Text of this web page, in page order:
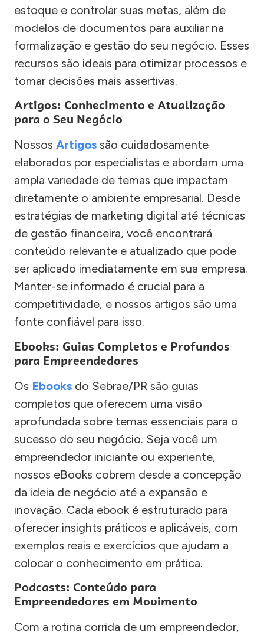
estoque e controlar suas metas, além de
modelos de documentos para auxiliar na
formalização e gestão do seu negócio. Esses
recursos são ideais para otimizar processos e
tomar decisões mais assertivas.
Artigos: Conhecimento e Atualização
para o Seu Negócio
Nossos Artigos são cuidadosamente
elaborados por especialistas e abordam uma
ampla variedade de temas que impactam
diretamente o ambiente empresarial. Desde
estratégias de marketing digital até técnicas
de gestão financeira, você encontrará
conteúdo relevante e atualizado que pode
ser aplicado imediatamente em sua empresa.
Manter-se informado é crucial para a
competitividade, e nossos artigos são uma
fonte confiável para isso.
Ebooks: Guias Completos e Profundos
para Empreendedores
Os Ebooks do Sebrae/PR são guias
completos que oferecem uma visão
aprofundada sobre temas essenciais para o
sucesso do seu negócio. Seja você um
empreendedor iniciante ou experiente,
nossos eBooks cobrem desde a concepção
da ideia de negócio até a expansão e
inovação. Cada ebook é estruturado para
oferecer insights práticos e aplicáveis, com
exemplos reais e exercícios que ajudam a
colocar o conhecimento em prática.
Podcasts: Conteúdo para
Empreendedores em Movimento
Com a rotina corrida de um empreendedor,